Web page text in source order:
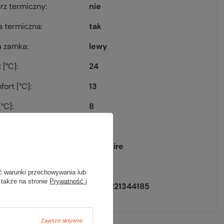
termiczny
nie
termiczna
tak
zamka
lewy
[°C]
24
[°C]
13
8
Sapphire
5908221344185
warunki przechowywania lub
na stronie Prywatność i
Zawsze aktywne